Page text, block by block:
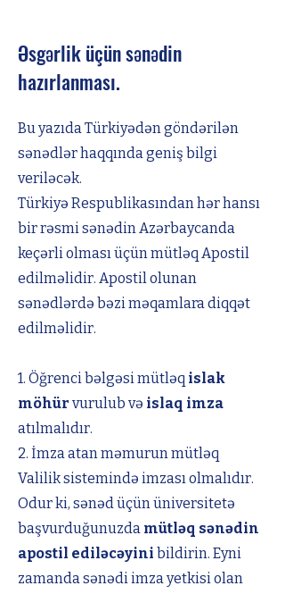
Əsgərlik üçün sənədin
hazırlanması.
Bu yazıda Türkiyədən göndərilən
sənədlər haqqında geniş bilgi
veriləcək.
Türkiyə Respublikasından hər hansı
bir rəsmi sənədin Azərbaycanda
keçərli olması üçün mütləq Apostil
edilməlidir. Apostil olunan
sənədlərdə bəzi məqamlara diqqət
edilməlidir.
1. Öğrenci bəlgəsi mütləq islak
möhür vurulub və islaq imza
atılmalıdır.
2. İmza atan məmurun mütləq
Valilik sistemində imzası olmalıdır.
Odur ki, sənəd üçün üniversitetə
başvurduğunuzda mütləq sənədin
apostil ediləcəyini bildirin. Eyni
zamanda sənədi imza yetkisi olan